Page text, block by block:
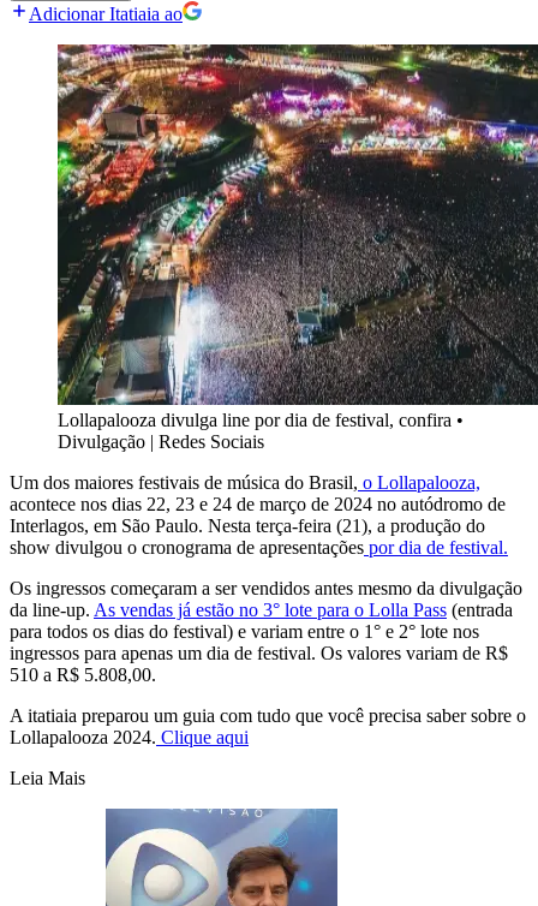
Adicionar Itatiaia ao
Lollapalooza divulga line por dia de festival, confira •
Divulgação | Redes Sociais
Um dos maiores festivais de música do Brasil, o Lollapalooza,
acontece nos dias 22, 23 e 24 de março de 2024 no autódromo de
Interlagos, em São Paulo. Nesta terça-feira (21), a produção do
show divulgou o cronograma de apresentações por dia de festival.
Os ingressos começaram a ser vendidos antes mesmo da divulgação
da line-up. As vendas já estão no 3° lote para o Lolla Pass (entrada
para todos os dias do festival) e variam entre o 1° e 2° lote nos
ingressos para apenas um dia de festival. Os valores variam de R$
510 a R$ 5.808,00.
A itatiaia preparou um guia com tudo que você precisa saber sobre o
Lollapalooza 2024. Clique aqui
Leia Mais